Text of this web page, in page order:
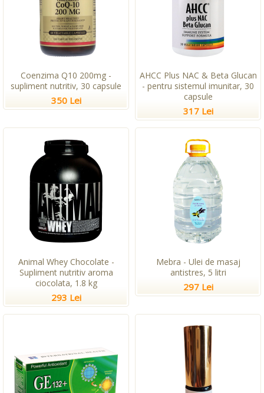
Coenzima Q10 200mg -
supliment nutritiv, 30 capsule
350 Lei
AHCC Plus NAC & Beta Glucan
- pentru sistemul imunitar, 30
capsule
317 Lei
Animal Whey Chocolate -
Supliment nutritiv aroma
ciocolata, 1.8 kg
293 Lei
Mebra - Ulei de masaj
antistres, 5 litri
297 Lei